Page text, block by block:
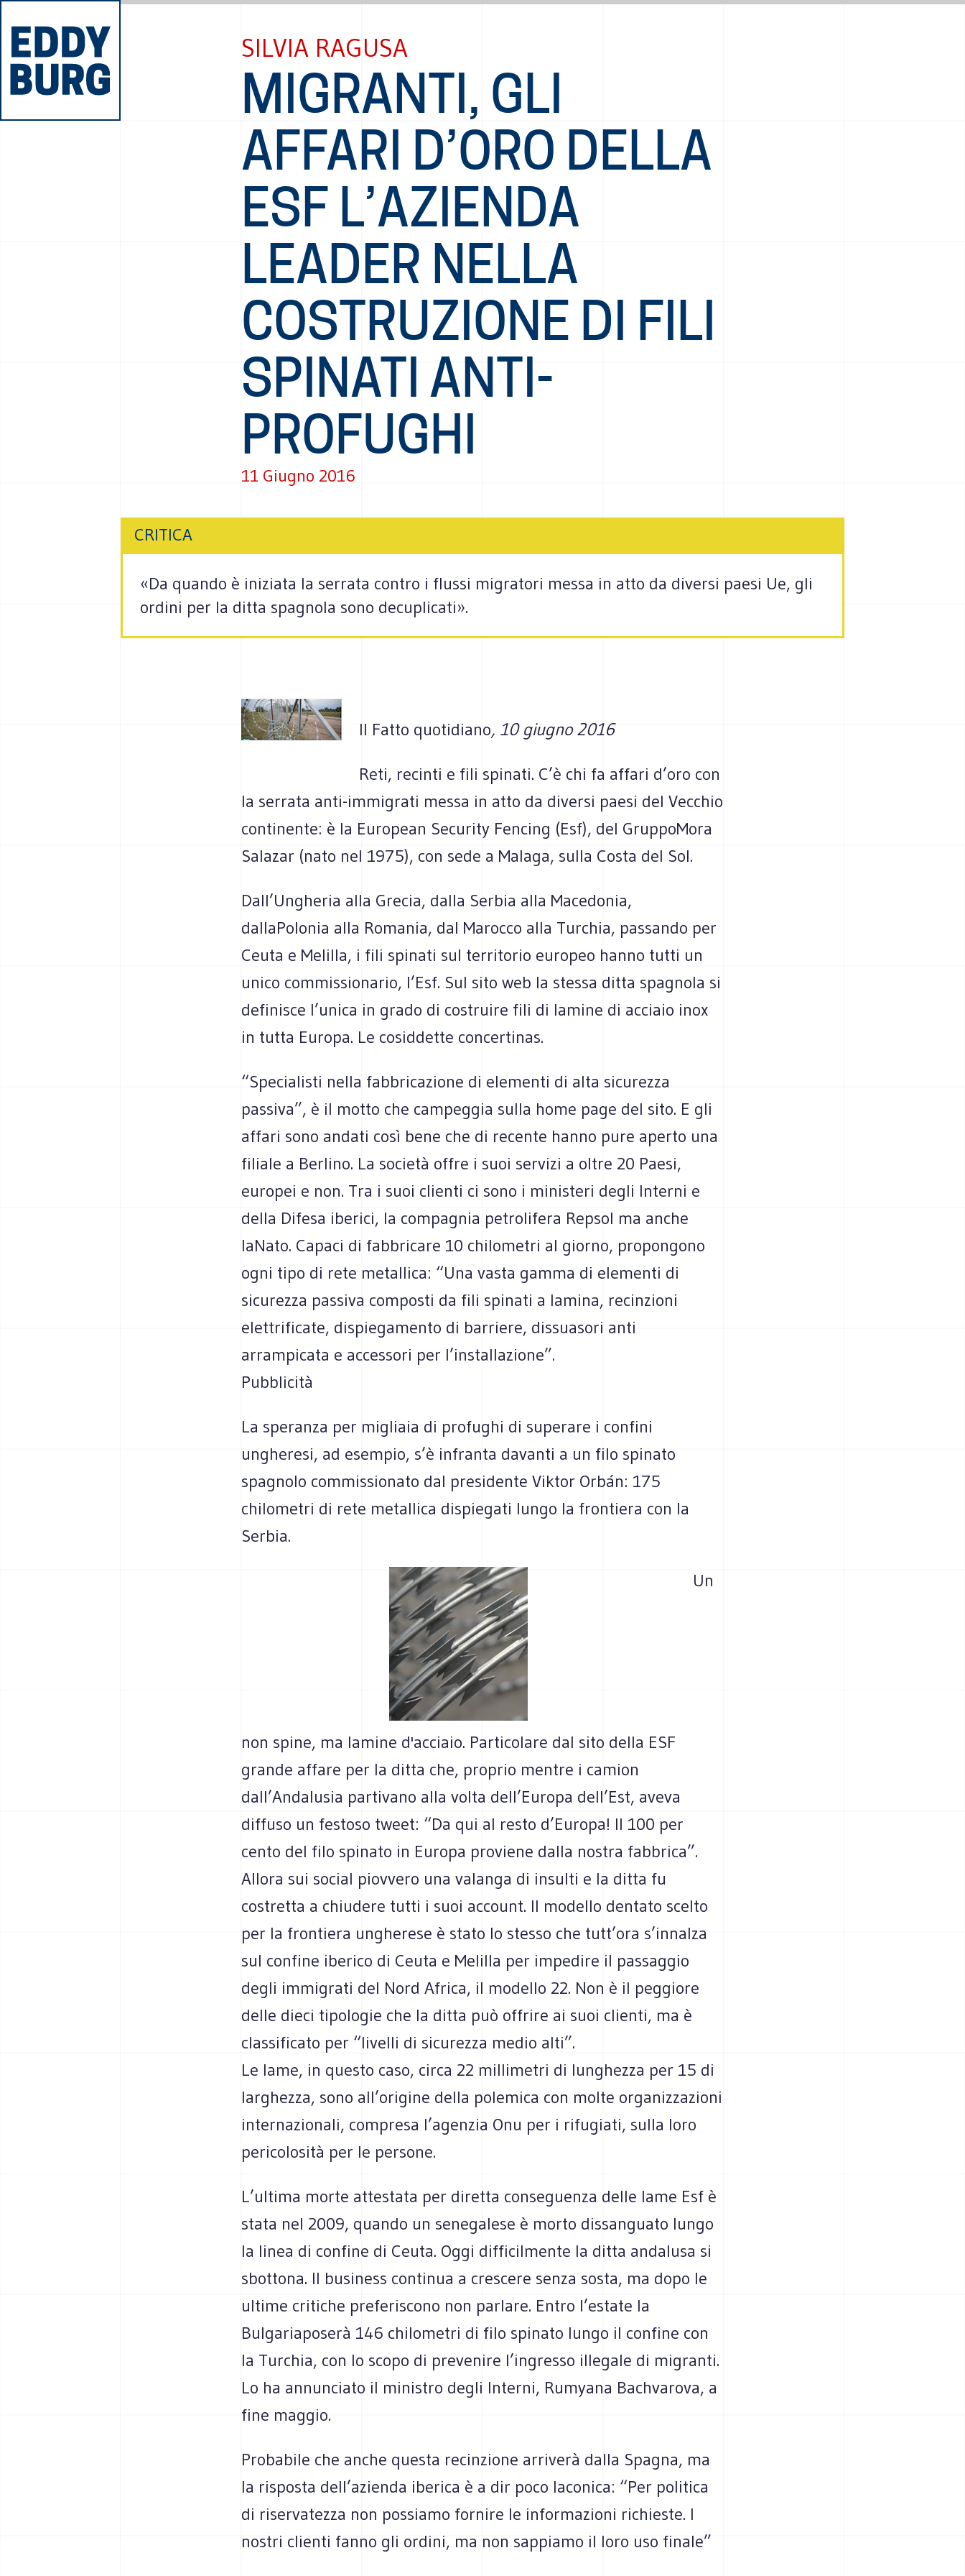
SILVIA RAGUSA
MIGRANTI, GLI
AFFARI D’ORO DELLA
ESF L’AZIENDA
LEADER NELLA
COSTRUZIONE DI FILI
SPINATI ANTI-
PROFUGHI
11 Giugno 2016
CRITICA
«Da quando è iniziata la serrata contro i flussi migratori messa in atto da diversi paesi Ue, gli
ordini per la ditta spagnola sono decuplicati».
Il Fatto quotidiano, 10 giugno 2016
Reti, recinti e fili spinati. C’è chi fa affari d’oro con
la serrata anti-immigrati messa in atto da diversi paesi del Vecchio
continente: è la European Security Fencing (Esf), del GruppoMora
Salazar (nato nel 1975), con sede a Malaga, sulla Costa del Sol.
Dall’Ungheria alla Grecia, dalla Serbia alla Macedonia,
dallaPolonia alla Romania, dal Marocco alla Turchia, passando per
Ceuta e Melilla, i fili spinati sul territorio europeo hanno tutti un
unico commissionario, l’Esf. Sul sito web la stessa ditta spagnola si
definisce l’unica in grado di costruire fili di lamine di acciaio inox
in tutta Europa. Le cosiddette concertinas.
“Specialisti nella fabbricazione di elementi di alta sicurezza
passiva”, è il motto che campeggia sulla home page del sito. E gli
affari sono andati così bene che di recente hanno pure aperto una
filiale a Berlino. La società offre i suoi servizi a oltre 20 Paesi,
europei e non. Tra i suoi clienti ci sono i ministeri degli Interni e
della Difesa iberici, la compagnia petrolifera Repsol ma anche
laNato. Capaci di fabbricare 10 chilometri al giorno, propongono
ogni tipo di rete metallica: “Una vasta gamma di elementi di
sicurezza passiva composti da fili spinati a lamina, recinzioni
elettrificate, dispiegamento di barriere, dissuasori anti
arrampicata e accessori per l’installazione”.
Pubblicità
La speranza per migliaia di profughi di superare i confini
ungheresi, ad esempio, s’è infranta davanti a un filo spinato
spagnolo commissionato dal presidente Viktor Orbán: 175
chilometri di rete metallica dispiegati lungo la frontiera con la
Serbia.
non spine, ma lamine d'acciaio. Particolare dal sito della ESF
Un
grande affare per la ditta che, proprio mentre i camion
dall’Andalusia partivano alla volta dell’Europa dell’Est, aveva
diffuso un festoso tweet: “Da qui al resto d’Europa! Il 100 per
cento del filo spinato in Europa proviene dalla nostra fabbrica”.
Allora sui social piovvero una valanga di insulti e la ditta fu
costretta a chiudere tutti i suoi account. Il modello dentato scelto
per la frontiera ungherese è stato lo stesso che tutt’ora s’innalza
sul confine iberico di Ceuta e Melilla per impedire il passaggio
degli immigrati del Nord Africa, il modello 22. Non è il peggiore
delle dieci tipologie che la ditta può offrire ai suoi clienti, ma è
classificato per “livelli di sicurezza medio alti”.
Le lame, in questo caso, circa 22 millimetri di lunghezza per 15 di
larghezza, sono all’origine della polemica con molte organizzazioni
internazionali, compresa l’agenzia Onu per i rifugiati, sulla loro
pericolosità per le persone.
L’ultima morte attestata per diretta conseguenza delle lame Esf è
stata nel 2009, quando un senegalese è morto dissanguato lungo
la linea di confine di Ceuta. Oggi difficilmente la ditta andalusa si
sbottona. Il business continua a crescere senza sosta, ma dopo le
ultime critiche preferiscono non parlare. Entro l’estate la
Bulgariaposerà 146 chilometri di filo spinato lungo il confine con
la Turchia, con lo scopo di prevenire l’ingresso illegale di migranti.
Lo ha annunciato il ministro degli Interni, Rumyana Bachvarova, a
fine maggio.
Probabile che anche questa recinzione arriverà dalla Spagna, ma
la risposta dell’azienda iberica è a dir poco laconica: “Per politica
di riservatezza non possiamo fornire le informazioni richieste. I
nostri clienti fanno gli ordini, ma non sappiamo il loro uso finale”